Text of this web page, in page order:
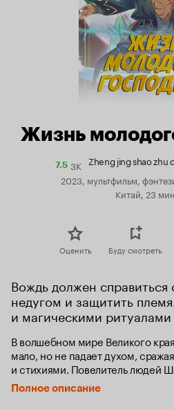
Жизнь
7.5Рейтинг
Кинопоиска
3K Zheng jing shao zhu
2023, мультфильм,
Китай, 23
Оценить Буду смотреть
Вождь должен
недугом и защитить
и магическими ритуалами
В волшебном мире Великого
мало, но не падает духом,
и стихиями. Повелитель людей
а также племена соседнего
благодаря магии.
Полное описание